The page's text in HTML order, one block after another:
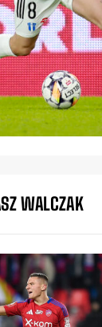
WALCZAK